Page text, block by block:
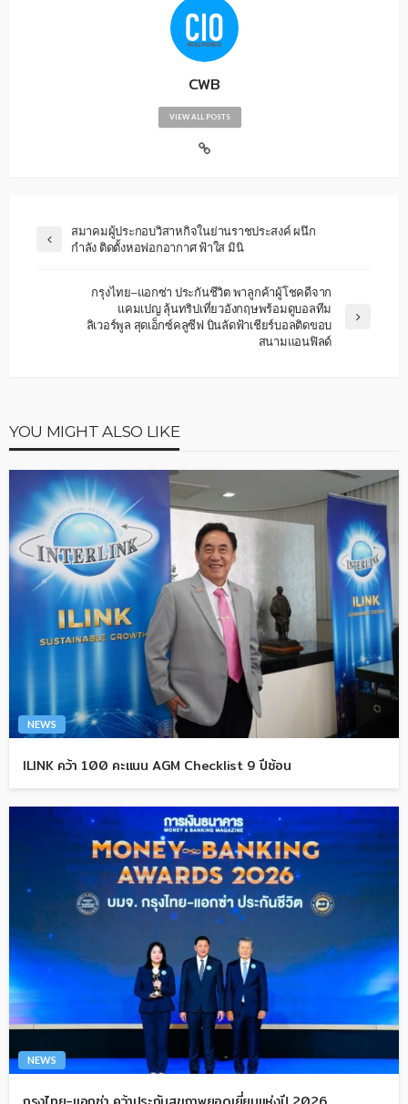
CWB
VIEW ALL POSTS
สมาคมผู้ประกอบวิสาหกิจในย่านราชประสงค์ ผนึก
กำลัง ติดตั้งหอฟอกอากาศ ฟ้าใส มินิ
กรุงไทย–แอกซ่า ประกันชีวิต พาลูกค้าผู้โชคดีจาก
แคมเปญ ลุ้นทริปเที่ยวอังกฤษพร้อมดูบอลทีม
ลิเวอร์พูล สุดเอ็กซ์คลูซีฟ บินลัดฟ้าเชียร์บอลติดขอบ
สนามแอนฟิลด์
YOU MIGHT ALSO LIKE
NEWS
ILINK คว้า 100 คะแนน AGM Checklist 9 ปีซ้อน
NEWS